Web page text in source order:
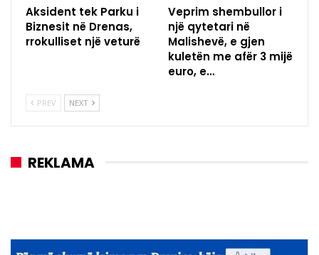
Aksident tek Parku i
Biznesit në Drenas,
rrokulliset një veturë
Veprim shembullor i
një qytetari në
Malishevë, e gjen
kuletën me afër 3 mijë
euro, e…
PREV NEXT
REKLAMA